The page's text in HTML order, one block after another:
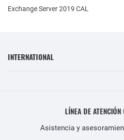
Exchange Server 2019 CAL
INTERNATIONAL
LÍNEA DE
Asistencia y